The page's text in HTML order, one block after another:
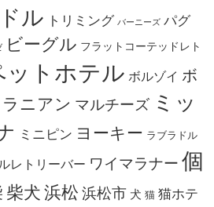
ル トリミング バーニーズ パグ
ビーグル フラットコーテッドレト
ットホテル ボルゾイ ボ
ニアン マルチーズ ミッ
ミニピン ヨーキー ラブラドル
レトリーバー ワイマラナー 個
柴犬 浜松 浜松市 犬 猫 猫ホテ